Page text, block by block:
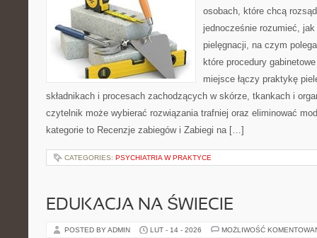
osobach, które chcą
jednocześnie rozumieć, jak
pielęgnacji, na czym
które procedury
miejsce łączy praktykę
składnikach i procesach zachodzących w skórze, tkankach i
czytelnik może wybierać rozwiązania trafniej oraz eliminować
kategorie to Recenzje zabiegów i Zabiegi na […]
CATEGORIES: PSYCHIATRIA W PRAKTYCE
EDUKACJA NA ŚWIECIE
POSTED BY ADMIN LUT - 14 - 2026 MOŻLIWOŚĆ